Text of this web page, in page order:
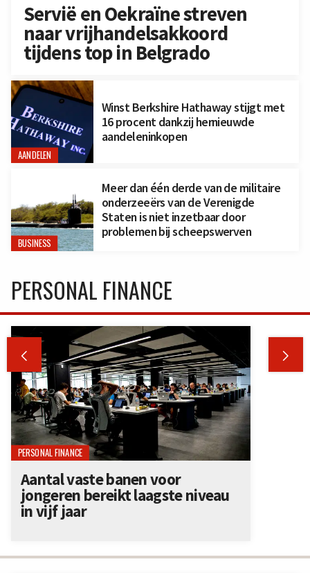
Servië en Oekraïne streven
naar vrijhandelsakkoord
tijdens top in Belgrado
AANDELEN
Winst Berkshire Hathaway stijgt met
16 procent dankzij hernieuwde
aandeleninkopen
BUSINESS
Meer dan één derde van de militaire
onderzeeërs van de Verenigde
Staten is niet inzetbaar door
problemen bij scheepswerven
PERSONAL FINANCE
 
PERSONAL FINANCE
Aantal vaste banen voor
jongeren bereikt laagste niveau
in vijf jaar